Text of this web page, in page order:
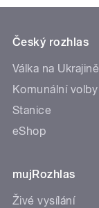
Český rozhlas
Válka na Ukrajině
Komunální volby
Stanice
eShop
mujRozhlas
Živé vysílání